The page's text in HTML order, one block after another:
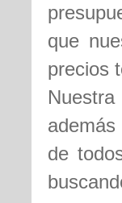
que
precios
de